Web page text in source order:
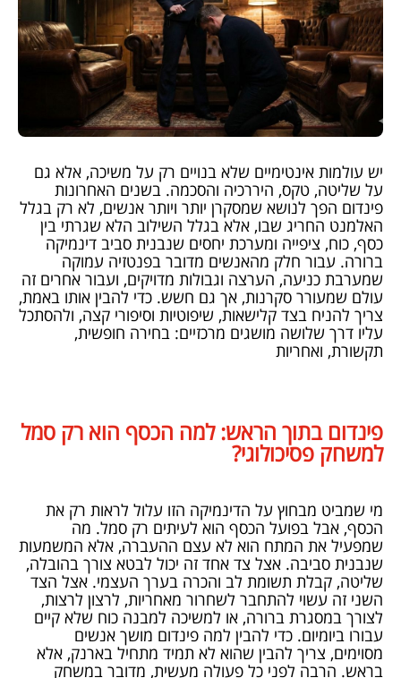
יש עולמות אינטימיים שלא בנויים רק על משיכה, אלא גם
על שליטה, טקס, היררכיה והסכמה. בשנים האחרונות
פינדום הפך לנושא שמסקרן יותר ויותר אנשים, לא רק בגלל
האלמנט החריג שבו, אלא בגלל השילוב הלא שגרתי בין
כסף, כוח, ציפייה ומערכת יחסים שנבנית סביב דינמיקה
ברורה. עבור חלק מהאנשים מדובר בפנטזיה עמוקה
שמערבת כניעה, הערצה וגבולות מדויקים, ועבור אחרים זה
עולם שמעורר סקרנות, אך גם חשש. כדי להבין אותו באמת,
צריך להניח בצד קלישאות, שיפוטיות וסיפורי קצה, ולהסתכל
עליו דרך שלושה מושגים מרכזיים: בחירה חופשית,
תקשורת, ואחריות
פינדום בתוך הראש: למה הכסף הוא רק סמל
למשחק פסיכולוגי?
מי שמביט מבחוץ על הדינמיקה הזו עלול לראות רק את
הכסף, אבל בפועל הכסף הוא לעיתים רק סמל. מה
שמפעיל את המתח הוא לא עצם ההעברה, אלא המשמעות
שנבנית סביבה. אצל צד אחד זה יכול לבטא צורך בהובלה,
שליטה, קבלת תשומת לב והכרה בערך העצמי. אצל הצד
השני זה עשוי להתחבר לשחרור מאחריות, לרצון לרצות,
לצורך במסגרת ברורה, או למשיכה למבנה כוח שלא קיים
עבורו ביומיום. כדי להבין למה פינדום מושך אנשים
מסוימים, צריך להבין שהוא לא תמיד מתחיל בארנק, אלא
בראש. הרבה לפני כל פעולה מעשית, מדובר במשחק